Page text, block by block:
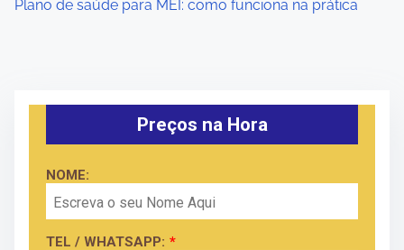
Plano de saúde para MEI: como funciona na prática